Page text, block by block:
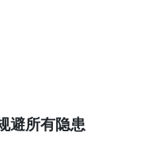
避所有隐患